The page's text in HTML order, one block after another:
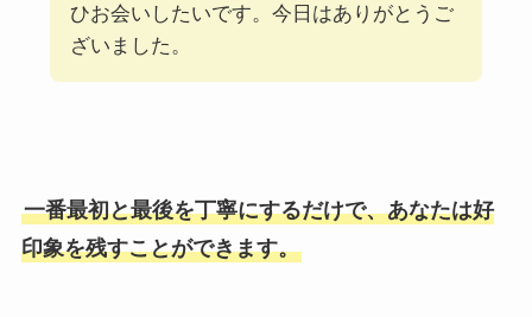
ひお会いしたいです。今日はありがとうご
ざいました。
一番最初と最後を丁寧にするだけで、あなたは好
印象を残すことができます。